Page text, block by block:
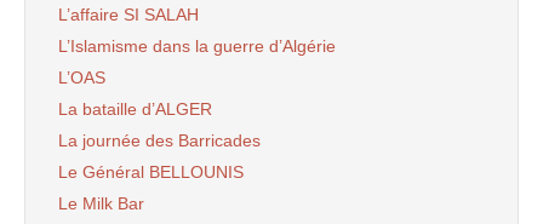
L’affaire SI SALAH
L’Islamisme dans la guerre d’Algérie
L’OAS
La bataille d’ALGER
La journée des Barricades
Le Général BELLOUNIS
Le Milk Bar